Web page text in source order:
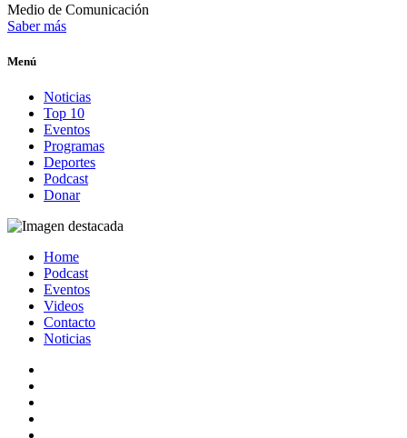
Medio de Comunicación
Saber más
Menú
Noticias
Top 10
Eventos
Programas
Deportes
Podcast
Donar
Home
Podcast
Eventos
Videos
Contacto
Noticias